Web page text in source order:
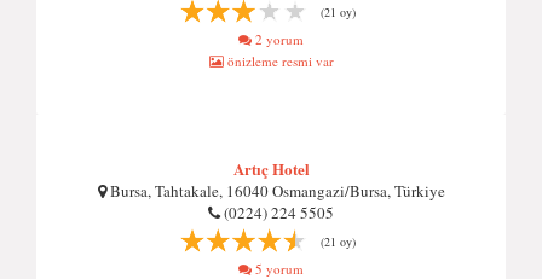
(21 oy)
2 yorum
önizleme resmi var
Artıç Hotel
Bursa, Tahtakale, 16040 Osmangazi/Bursa, Türkiye
(0224) 224 5505
(21 oy)
5 yorum